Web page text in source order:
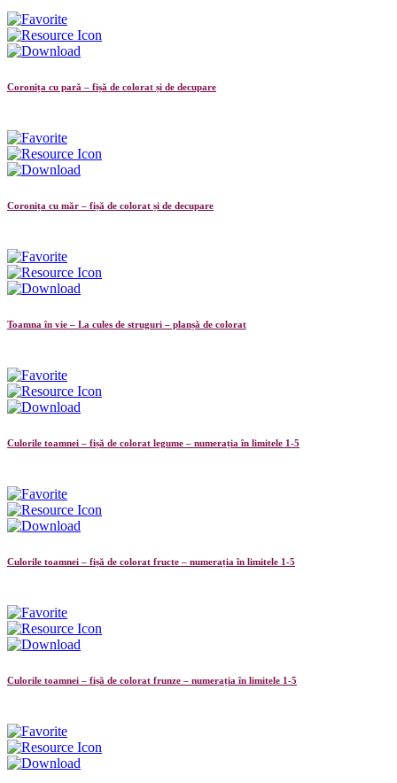
Coronița cu pară – fișă de colorat și de decupare
Coronița cu măr – fișă de colorat și de decupare
Toamna în vie – La cules de struguri – planșă de colorat
Culorile toamnei – fișă de colorat legume – numerația în limitele 1-5
Culorile toamnei – fișă de colorat fructe – numerația în limitele 1-5
Culorile toamnei – fișă de colorat frunze – numerația în limitele 1-5